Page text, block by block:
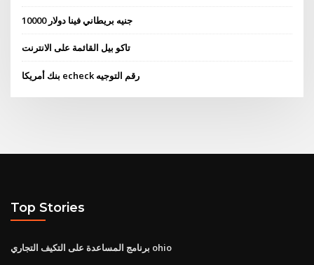
10000 جنيه بريطاني فينا دولار
تاكو بيل القائمة على الانترنت
بنك أمريكا echeck رقم التوجيه
Top Stories
برنامج المساعدة على التكيف التجاري ohio